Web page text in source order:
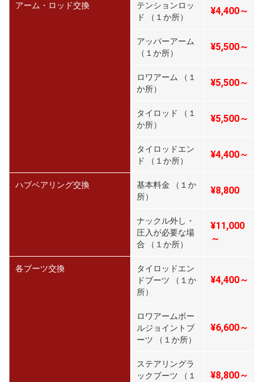
アーム・ロッド交換
テンションロッ
ド （１か所）
¥4,400～
アッパーアーム
（１か所）
¥5,500～
ロワアーム （１
か所）
¥5,500～
タイロッド （１
か所）
¥5,500～
タイロッドエン
ド （１か所）
¥4,400～
ハブベアリング交換
基本料金 （１か
所）
¥8,800
ナックル外し・
圧入が必要な場
合 （１か所）
¥11,000
～
各ブーツ交換
タイロッドエン
ドブーツ （１か
所）
¥4,400～
ロワアームボー
ルジョイントブ
ーツ （１か所）
¥6,600～
ステアリングラ
ックブーツ （１
¥8,800～